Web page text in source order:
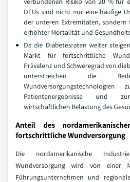
DFUs sind nicht nur eine häufige
der unteren Extremitäten, sondern
erhöhter Mortalität und
Da die Diabetesraten weiter
Markt für fortschrittliche
Prävalenz und Schweregrad von
unterstreichen die
Patientenergebnisse und
wirtschaftlichen Belastung des
Anteil des
fortschrittliche Wundversorgung
Die nordamerikanische
Wundversorgung wird von einer
Führungsunternehmen und